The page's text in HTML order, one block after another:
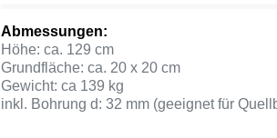
Abmessungen:
Höhe: ca. 129 cm
Grundfläche: ca. 20 x 20 cm
Gewicht: ca 139 kg
inkl. Bohrung d: 32 mm (geeignet für